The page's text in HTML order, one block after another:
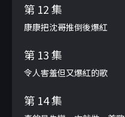
第 12 集
康康把沈哥推倒後爆紅
第 13 集
令人害羞但又爆紅的歌
第 14 集